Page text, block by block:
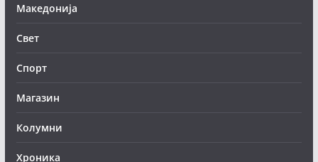
Македонија
Свет
Спорт
Магазин
Колумни
Хроника